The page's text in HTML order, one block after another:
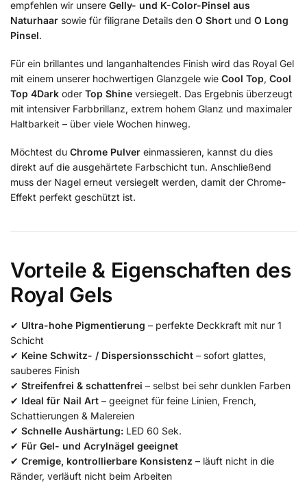
empfehlen wir unsere Gelly- und K-Color-Pinsel aus
Naturhaar sowie für filigrane Details den O Short und O Long
Pinsel.
Für ein brillantes und langanhaltendes Finish wird das Royal Gel
mit einem unserer hochwertigen Glanzgele wie Cool Top, Cool
Top 4Dark oder Top Shine versiegelt. Das Ergebnis überzeugt
mit intensiver Farbbrillanz, extrem hohem Glanz und maximaler
Haltbarkeit – über viele Wochen hinweg.
Möchtest du Chrome Pulver einmassieren, kannst du dies
direkt auf die ausgehärtete Farbschicht tun. Anschließend
muss der Nagel erneut versiegelt werden, damit der Chrome-
Effekt perfekt geschützt ist.
Vorteile & Eigenschaften des
Royal Gels
✔ Ultra-hohe Pigmentierung – perfekte Deckkraft mit nur 1
Schicht
✔ Keine Schwitz- / Dispersionsschicht – sofort glattes,
sauberes Finish
✔ Streifenfrei & schattenfrei – selbst bei sehr dunklen Farben
✔ Ideal für Nail Art – geeignet für feine Linien, French,
Schattierungen & Malereien
✔ Schnelle Aushärtung: LED 60 Sek.
✔ Für Gel- und Acrylnägel geeignet
✔ Cremige, kontrollierbare Konsistenz – läuft nicht in die
Ränder, verläuft nicht beim Arbeiten